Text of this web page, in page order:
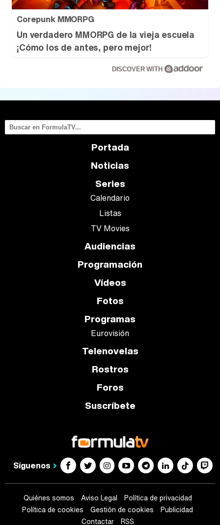
Corepunk MMORPG
Un verdadero MMORPG de la vieja escuela
¡Cómo los de antes, pero mejor!
DISCOVER WITH
Portada
Noticias
Series
Calendario
Listas
TV Movies
Audiencias
Programación
Vídeos
Fotos
Programas
Eurovisión
Telenovelas
Rostros
Foros
Suscríbete
Síguenos
Quiénes somos Aviso Legal
Política de privacidad
Política de cookies
Gestión de cookies
Publicidad
Contactar
RSS